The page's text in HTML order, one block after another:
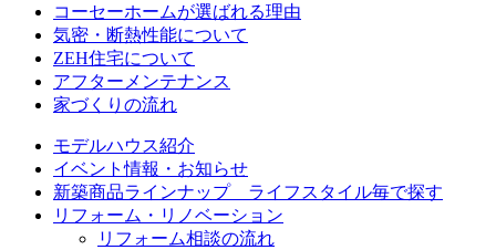
コーセーホームが選ばれる理由
気密・断熱性能について
ZEH住宅について
アフターメンテナンス
家づくりの流れ
モデルハウス紹介
イベント情報・お知らせ
新築商品ラインナップ ライフスタイル毎で探す
リフォーム・リノベーション
リフォーム相談の流れ